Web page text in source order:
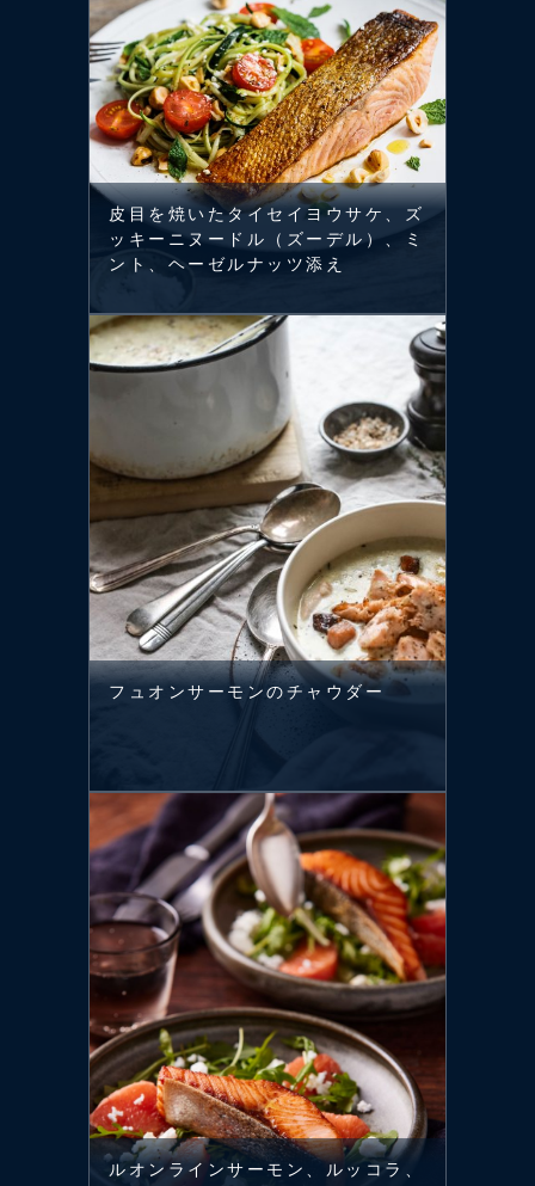
皮目を焼いたタイセイヨウサケ、ズ
ッキーニヌードル（ズーデル）、ミ
ント、ヘーゼルナッツ添え
フュオンサーモンのチャウダー
ルオンラインサーモン、ルッコラ、